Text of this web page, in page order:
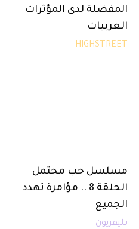
المفضلة لدى المؤثرات
العربيات
HIGHSTREET
مسلسل حب محتمل
الحلقة 8 .. مؤامرة تهدد
الجميع
تليفزيون